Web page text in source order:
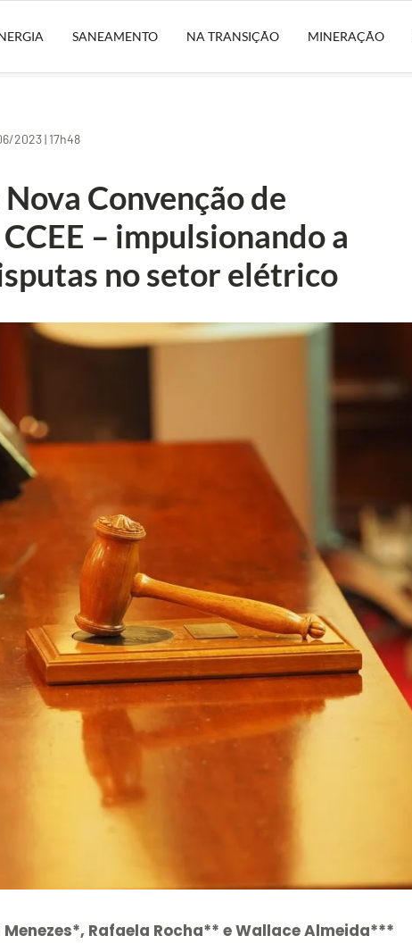
SANEAMENTO NA TRANSIÇÃO MINERAÇÃO
2023 | 17h48
Convenção de
– impulsionando a
no setor elétrico
Rafaela Rocha** e Wallace Almeida***